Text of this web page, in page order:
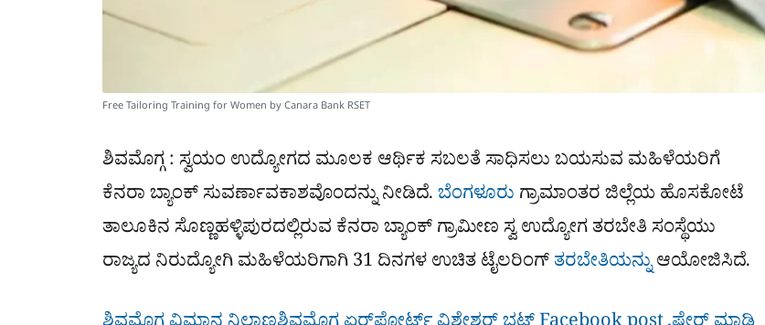
Free Tailoring Training for Women by Canara Bank RSET
ಶಿವಮೊಗ್ಗ : ಸ್ವಯಂ ಉದ್ಯೋಗದ ಮೂಲಕ ಆರ್ಥಿಕ ಸಬಲತೆ ಸಾಧಿಸಲು ಬಯಸುವ ಮಹಿಳೆಯರಿಗೆ
ಕೆನರಾ ಬ್ಯಾಂಕ್ ಸುವರ್ಣಾವಕಾಶವೊಂದನ್ನು ನೀಡಿದೆ.ಬೆಂಗಳೂರು ಗ್ರಾಮಾಂತರ ಜಿಲ್ಲೆಯ ಹೊಸಕೋಟೆ
ತಾಲೂಕಿನ ಸೊಣ್ಣಹಳ್ಳಿಪುರದಲ್ಲಿರುವ ಕೆನರಾ ಬ್ಯಾಂಕ್ ಗ್ರಾಮೀಣ ಸ್ವ ಉದ್ಯೋಗ ತರಬೇತಿ ಸಂಸ್ಥೆಯು
ರಾಜ್ಯದ ನಿರುದ್ಯೋಗಿ ಮಹಿಳೆಯರಿಗಾಗಿ 31 ದಿನಗಳ ಉಚಿತ ಟೈಲರಿಂಗ್ತರಬೇತಿಯನ್ನುಆಯೋಜಿಸಿದೆ.